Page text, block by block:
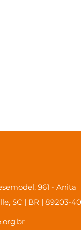
961 - Anita
SC | BR | 89203-